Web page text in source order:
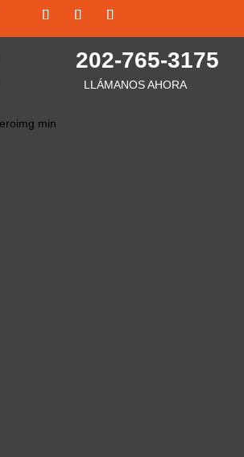
202-765-3175
LLÁMANOS AHORA